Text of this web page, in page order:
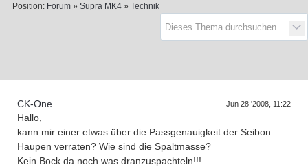
D
a
s
T
r
e
f
f
e
n
d
e
r
G
e
n
e
r
a
t
i
o
n
e
n
Position: Forum » Supra MK4 » Technik
CK-One Jun 28 '2008, 11:22
Hallo,
kann mir einer etwas über die Passgenauigkeit der Seibon
Haupen verraten? Wie sind die Spaltmasse?
Kein Bock da noch was dranzuspachteln!!!